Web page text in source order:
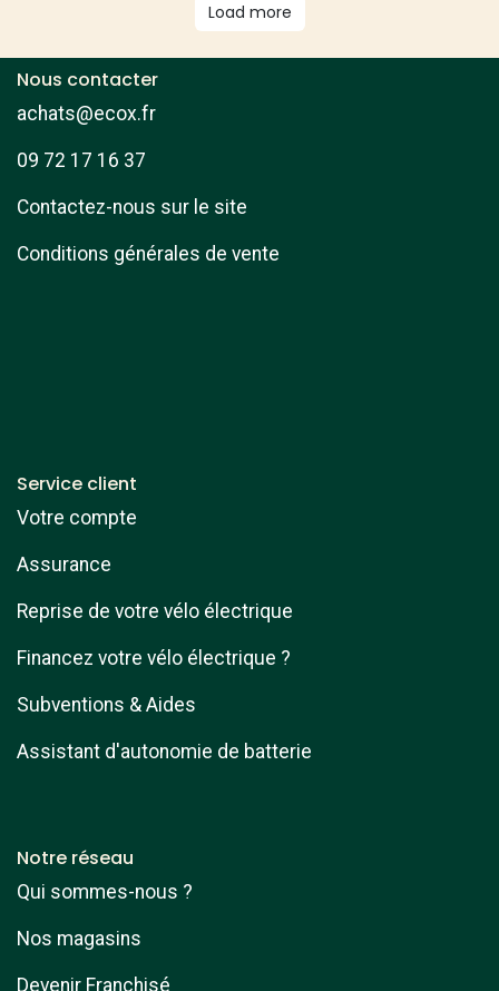
Load more
Nous contacter
achats@ecox.fr
09 72 17 16 37
Contactez-nous sur le site
Conditions générales de vente
Service client
Votre compte
Assurance
Reprise de votre vélo électrique
Financez votre vélo électrique ?
Subventions & Aides
Assistant d'autonomie de batterie
Notre réseau
Qui sommes-nous ?
Nos magasins
Devenir Franchisé